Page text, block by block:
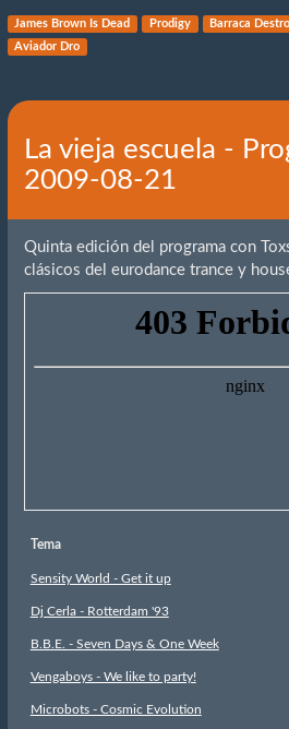
James Brown Is Dead Prodigy Barraca
Aviador Dro
La vieja escuela -
2009-08-21
Quinta edición del programa con
clásicos del eurodance trance y
Tema
Sensity World - Get it up
Dj Cerla - Rotterdam '93
B.B.E. - Seven Days & One Week
Vengaboys - We like to party!
Microbots - Cosmic Evolution